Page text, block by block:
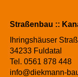
Straßenbau ::
Ihringshäuser
34233 Fuldatal
Tel. 0561 878 448
info@diekmann-